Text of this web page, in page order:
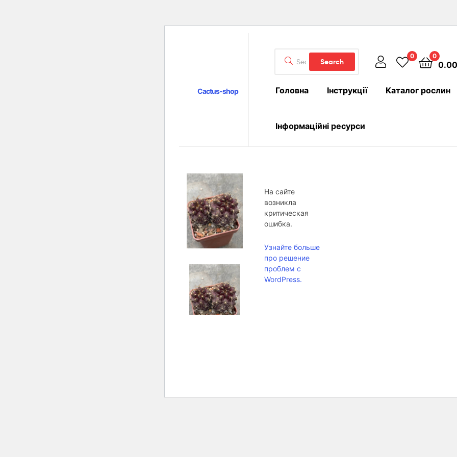
Cactus-shop
for:
Search
0 0
0.00
Головна Інструкції Каталог рослин
Інформаційні ресурси
На сайте
возникла
критическая
ошибка.
Узнайте больше
про решение
проблем с
WordPress.